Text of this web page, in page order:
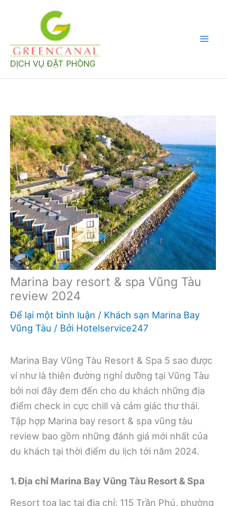
dung
DỊCH VỤ ĐẶT PHÒNG
Marina bay resort & spa Vũng Tàu
review 2024
Để lại một bình luận / Khách sạn Marina Bay
Vũng Tàu / Bởi Hotelservice247
Marina Bay Vũng Tàu Resort & Spa 5 sao được
ví như là thiên đường nghỉ dưỡng tại Vũng Tàu
bởi nơi đây đem đến cho du khách những địa
điểm check in cực chill và cảm giác thư thái.
Tập hợp Marina bay resort & spa vũng tàu
review bao gồm những đánh giá mới nhất của
du khách tại thời điểm du lịch tới năm 2024.
1. Địa chỉ Marina Bay Vũng Tàu Resort & Spa
Resort tọa lạc tại địa chỉ: 115 Trần Phú, phường